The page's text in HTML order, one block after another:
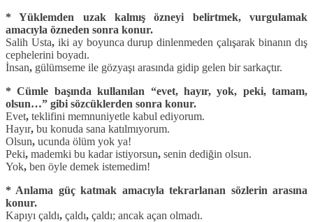
* Yüklemden uzak kalmış özneyi belirtmek, vurgulamak
amacıyla özneden sonra konur.
Salih Usta,iki ay boyunca durup dinlenmeden çalışarak binanın dış
cephelerini boyadı.
İnsan, gülümseme ile gözyaşı arasında gidip gelen bir sarkaçtır.
* Cümle başında kullanılan “evet, hayır, yok, peki, tamam,
olsun…” gibi sözcüklerden sonra konur.
Evet, teklifini memnuniyetle kabul ediyorum.
Hayır, bu konuda sana katılmıyorum.
Olsun, ucunda ölüm yok ya!
Peki, mademki bu kadar istiyorsun, senin dediğin olsun.
Yok, ben öyle demek istemedim!
* Anlama güç katmak amacıyla tekrarlanan sözlerin arasına
konur.
Kapıyı çaldı, çaldı, çaldı; ancak açan olmadı.